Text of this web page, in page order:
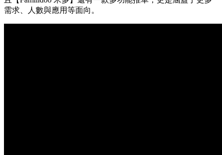
需求、人數與應用等面向。